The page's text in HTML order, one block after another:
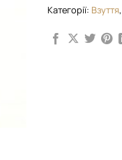
Категорії: Взуття,